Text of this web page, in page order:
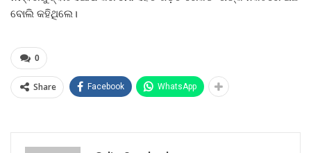
ବୋଲି କହିଥିଲେ।
0
Share Facebook WhatsApp